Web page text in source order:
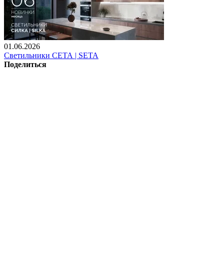
01.06.2026
Светильники СЕТА | SETA
Поделиться